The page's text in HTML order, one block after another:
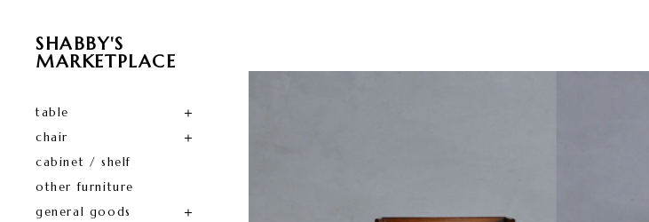
SHABBY'S
MARKETPLACE
table
chair
cabinet / shelf
other furniture
general goods